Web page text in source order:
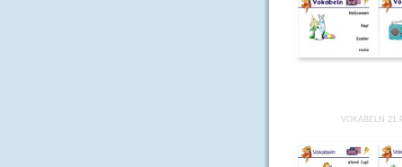
VOKABELN